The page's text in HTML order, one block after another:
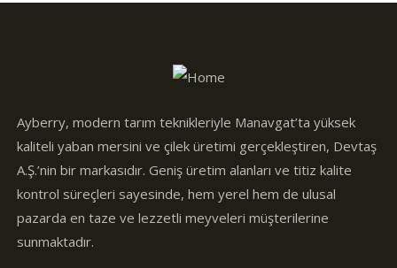
Ayberry, modern tarım teknikleriyle Manavgat’ta yüksek
kaliteli yaban mersini ve çilek üretimi gerçekleştiren, Devtaş
A.Ş.’nin bir markasıdır. Geniş üretim alanları ve titiz kalite
kontrol süreçleri sayesinde, hem yerel hem de ulusal
pazarda en taze ve lezzetli meyveleri müşterilerine
sunmaktadır.